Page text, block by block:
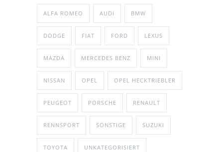
ALFA ROMEO AUDI BMW
DODGE FIAT FORD LEXUS
MAZDA MERCEDES BENZ MINI
NISSAN OPEL OPEL HECKTRIEBLER
PEUGEOT PORSCHE RENAULT
RENNSPORT SONSTIGE SUZUKI
TOYOTA UNKATEGORISIERT